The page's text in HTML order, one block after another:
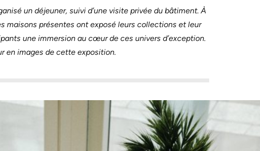
un déjeuner, suivi d’une visite privée du bâtiment. À
maisons présentes ont exposé leurs collections et leur
une immersion au cœur de ces univers d’exception.
en images de cette exposition.